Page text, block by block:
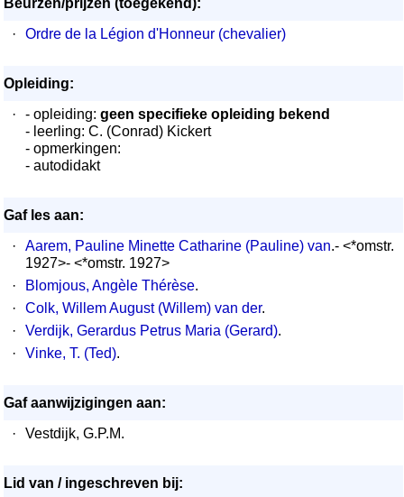
Beurzen/prijzen (toegekend):
·
Ordre de la Légion d'Honneur (chevalier)
Opleiding:
·
- opleiding: geen specifieke opleiding bekend
- leerling: C. (Conrad) Kickert
- opmerkingen:
- autodidakt
Gaf les aan:
·
Aarem, Pauline Minette Catharine (Pauline) van.- <*omstr.
1927>- <*omstr. 1927>
·
Blomjous, Angèle Thérèse.
·
Colk, Willem August (Willem) van der.
·
Verdijk, Gerardus Petrus Maria (Gerard).
·
Vinke, T. (Ted).
Gaf aanwijzigingen aan:
·
Vestdijk, G.P.M.
Lid van / ingeschreven bij: